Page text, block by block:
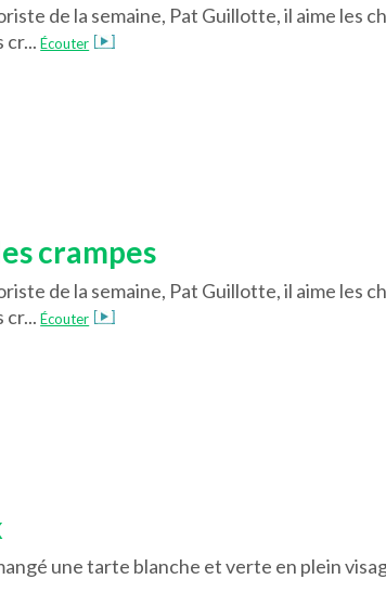
de la semaine, Pat Guillotte, il aime les
cr... Écouter
crampes
de la semaine, Pat Guillotte, il aime les
cr... Écouter
une tarte blanche et verte en plein